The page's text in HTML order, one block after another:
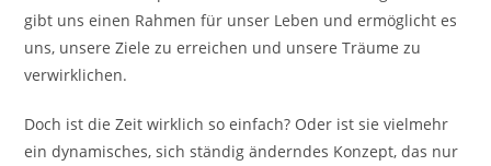
gibt uns einen Rahmen für unser Leben und ermöglicht es
uns, unsere Ziele zu erreichen und unsere Träume zu
verwirklichen.
Doch ist die Zeit wirklich so einfach? Oder ist sie vielmehr
ein dynamisches, sich ständig änderndes Konzept, das nur